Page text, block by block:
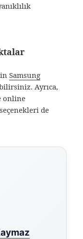
Samsung
Ayrıca,
online
seçenekleri de